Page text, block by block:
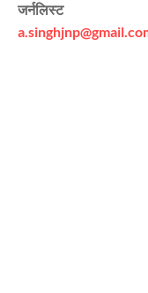
जर्नलिस्ट